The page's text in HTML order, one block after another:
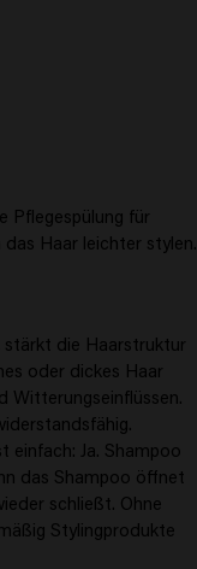
Pflegespülung für
Haar leichter stylen.
stärkt die Haarstruktur
oder dickes Haar
Witterungseinflüssen.
einfach: Ja. Shampoo
das Shampoo öffnet
schließt. Ohne
Stylingprodukte